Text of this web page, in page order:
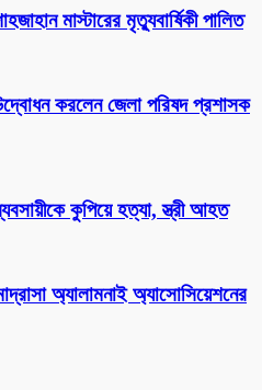
মাস্টারের মৃত্যুবার্ষিকী পালিত
করলেন জেলা পরিষদ প্রশাসক
কুপিয়ে হত্যা, স্ত্রী আহত
অ্যালামনাই অ্যাসোসিয়েশনের